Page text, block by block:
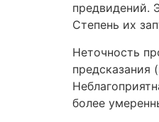
предвидений.
Степень их
Неточность
предсказания
более